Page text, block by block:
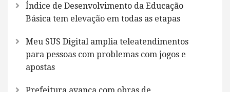
Índice de Desenvolvimento da Educação
Básica tem elevação em todas as etapas
Meu SUS Digital amplia teleatendimentos
para pessoas com problemas com jogos e
apostas